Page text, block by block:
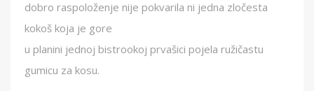
dobro raspoloženje nije pokvarila ni jedna zločesta
kokoš koja je gore
u planini jednoj bistrookoj prvašici pojela ružičastu
gumicu za kosu.